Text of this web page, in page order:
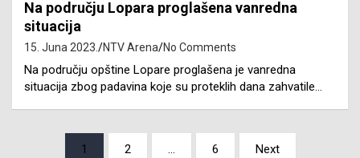
Na području Lopara proglašena vanredna
situacija
15. Juna 2023. NTV Arena No Comments
Na području opštine Lopare proglašena je vanredna
situacija zbog padavina koje su proteklih dana zahvatile…
1 2 … 6 Next